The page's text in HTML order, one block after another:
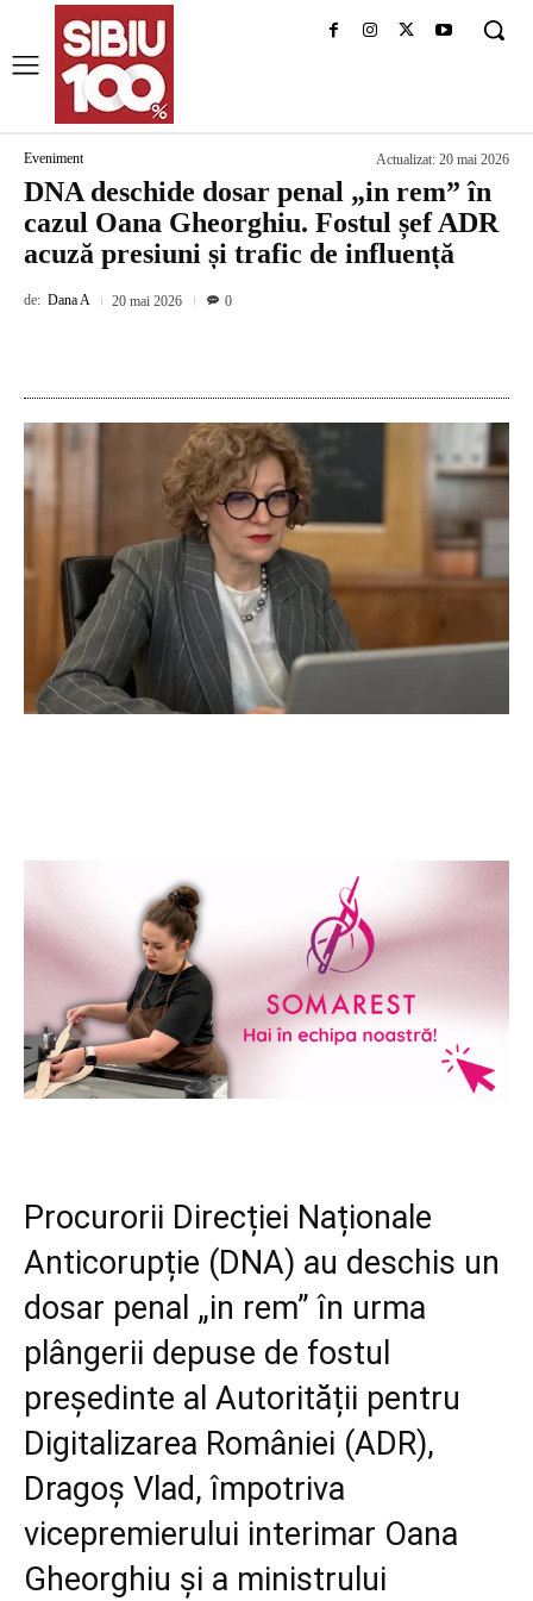
Eveniment Actualizat: 20 mai 2026
DNA deschide dosar penal „in rem” în
cazul Oana Gheorghiu. Fostul șef ADR
acuză presiuni și trafic de influență
de: Dana A 20 mai 2026 0
Procurorii Direcției Naționale
Anticorupție (DNA) au deschis un
dosar penal „in rem” în urma
plângerii depuse de fostul
președinte al Autorității pentru
Digitalizarea României (ADR),
Dragoș Vlad, împotriva
vicepremierului interimar Oana
Gheorghiu și a ministrului